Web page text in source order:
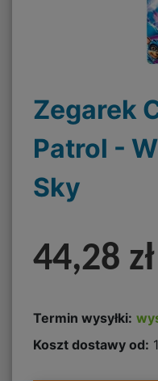
Zegarek
Patrol -
Sky
44,28 zł
Termin wysyłki:
Koszt dostawy od: